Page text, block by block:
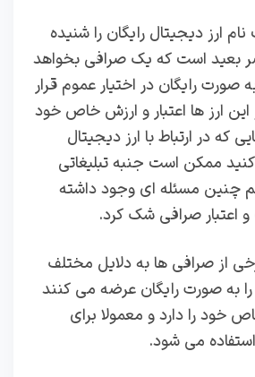
ارز دیجیتال رایگان را شنیده
بعید است که یک صرافی بخواهد
صورت رایگان در اختیار عموم قرار
این ارز ها اعتبار و ارزش خاص خود
که در ارتباط با ارز دیجیتال
ممکن است جنبه تبلیغاتی
چنین مسئله ای وجود داشته
و اعتبار صرافی شک کرد.
از صرافی ها به دلایل مختلف
به صورت رایگان عرضه می کنند
خود را دارد و معمولا برای
می شود.